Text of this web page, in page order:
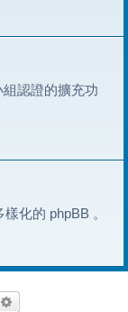
認證的擴充功
化的 phpBB 。
尋